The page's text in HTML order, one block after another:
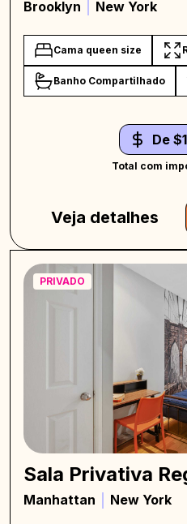
Brooklyn New York
Cama queen size
Banho Compartilhado
De
Total com
Veja detalhes
PRIVADO
Sala Privativa
Manhattan New York